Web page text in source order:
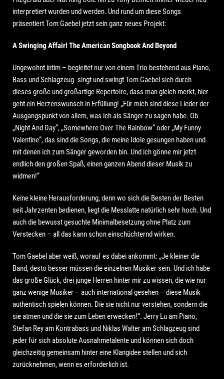
interpretiert wurden und werden. Und rund um diese Songs
präsentiert Tom Gaebel jetzt sein ganz neues Projekt:
A Swinging Affair! The American Songbook And Beyond
Ungewohnt intim – begleitet nur von einem Trio bestehend aus Piano,
Bass und Schlagzeug -singt und swingt Tom Gaebel sich durch
dieses große und großartige Repertoire, dass man gleich merkt, hier
geht ein Herzenswunsch in Erfüllung! „Für mich sind diese Lieder der
Ausgangspunkt von allem, was ich als Sänger zu sagen habe. Ob
„Night And Day“, „Somewhere Over The Rainbow“ oder „My Funny
Valentine“, das sind die Songs, die meine Idole gesungen haben und
mit denen ich zum Sänger geworden bin. Und ich gönne mir jetzt
endlich den großen Spaß, einen ganzen Abend dieser Musik zu
widmen!“
Keine kleine Herausforderung, denn wo sich die Besten der Besten
seit Jahrzenten bedienen, liegt die Messlatte natürlich sehr hoch. Und
auch die bewusst gesuchte Minimalbesetzung ohne Platz zum
Verstecken – all das kann schon einschüchternd wirken.
Tom Gaebel aber weiß, worauf es dabei ankommt: „Je kleiner die
Band, desto besser müssen die einzelnen Musiker sein. Und ich habe
das große Glück, drei junge Herren hinter mir zu wissen, die wie nur
ganz wenige Musiker – auch international gesehen – diese Musik
authentisch spielen können. Die sie nicht nur verstehen, sondern die
sie atmen und die sie zum Leben erwecken!“. Jerry Lu am Piano,
Stefan Rey am Kontrabass und Niklas Walter am Schlagzeug sind
jeder für sich absolute Ausnahmetalente und können sich doch
gleichzeitig gemeinsam hinter eine Klangidee stellen und sich
zurücknehmen, wenn es erforderlich ist.